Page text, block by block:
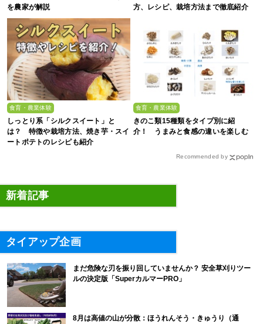
を農家が解説
方、レシピ、栽培方法まで徹底紹介
食育・農業体験
しっとり系「シルクスイート」と
は？ 特徴や栽培方法、焼き芋・スイ
ートポテトのレシピも紹介
食育・農業体験
きのこ類15種類をタイプ別に紹
介！ うまみと食感の違いを楽しむ
Recommended by
新着記事
タイアップ企画
まだ危険な刃を振り回していませんか？ 安全草刈りツー
ルの決定版「SuperカルマーPRO」
8月は高値の山が分散：ほうれんそう・きゅうり（通